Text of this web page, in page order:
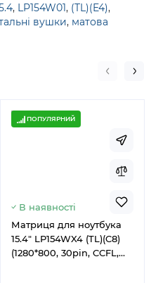
, LP154W01, (TL)(E4),
вушки, матова
ПОПУЛЯРНИЙ
В наявності
Матриця для ноутбука
15.4" LP154WX4 (TL)(C8)
(1280*800, 30pin, CCFL,